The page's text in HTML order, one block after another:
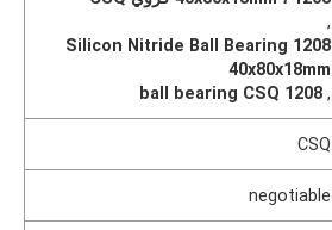
,
1208 Silicon Nitride Ball Bearing
40x80x18mm
,
1208 ball bearing CSQ
CSQ
negotiable